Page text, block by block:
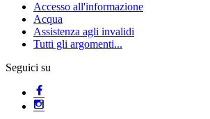
Accesso all'informazione
Acqua
Assistenza agli invalidi
Tutti gli argomenti...
Seguici su